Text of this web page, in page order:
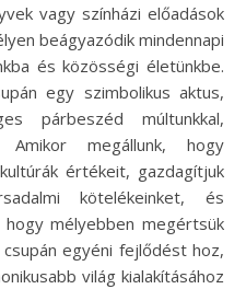
vagy színházi előadások
beágyazódik mindennapi
és közösségi életünkbe.
egy szimbolikus aktus,
párbeszéd múltunkkal,
megállunk, hogy
értékeit, gazdagítjuk
kötelékeinket, és
mélyebben megértsük
egyéni fejlődést hoz,
világ kialakításához